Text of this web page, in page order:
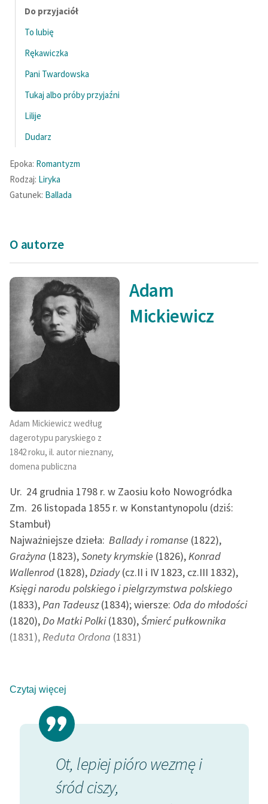
feministycznej
Ręce pełne poezji
Kolekcje edukacyjne
twórców przechodzących
do domeny publicznej,
lektur szkolnych oraz
Starego Testamentu
Odkurzamy bohaterów
Szkoła Poezji Wolnych
Lektur
Zespół
Zasady wykorzystania
Wolnych Lektur
Logotypy
Materiały promocyjne
Polityka prywatności
Regulamin biblioteki
Dane fundacji i
sprawozdania finansowe
Regulamin darowizn
Informacja o treściach
wrażliwych
Deklaracja dostępności
Do przyjaciół
To lubię
Rękawiczka
Pani Twardowska
Tukaj albo próby przyjaźni
Lilije
Dudarz
Epoka: Romantyzm
Rodzaj: Liryka
Gatunek: Ballada
O autorze
Adam Mickiewicz według
dagerotypu paryskiego z
1842 roku, il. autor nieznany,
domena publiczna
Adam
Mickiewicz
Ur. 24 grudnia 1798 r. w Zaosiu koło Nowogródka
Zm. 26 listopada 1855 r. w Konstantynopolu (dziś:
Stambuł)
Najważniejsze dzieła: Ballady i romanse (1822),
Grażyna (1823),Sonety krymskie (1826),Konrad
Wallenrod (1828),Dziady(cz.II i IV 1823, cz.III 1832),
Księgi narodu polskiego i pielgrzymstwa polskiego
(1833),Pan Tadeusz(1834); wiersze: Oda do młodości
(1820),Do Matki Polki(1830),Śmierć pułkownika
(1831),Reduta Ordona (1831)
z trójcy „wieszczów”). Syn adwokata, Mikołaja (zm.
1812) herbu Poraj oraz Barbary z Majewskich. Ukończył
studia na Wydziale Literatury Uniwersytetu
Wileńskiego; stypendium odpracowywał potem jako
nauczyciel w Kownie. Był współzałożycielem tajnego
samokształceniowego Towarzystwa Filomatów (1817),
za co został w 1823 r. aresztowany i skazany na
Czytaj więcej
Czasem, gdy słodkie zbudzi
zachwycenie,